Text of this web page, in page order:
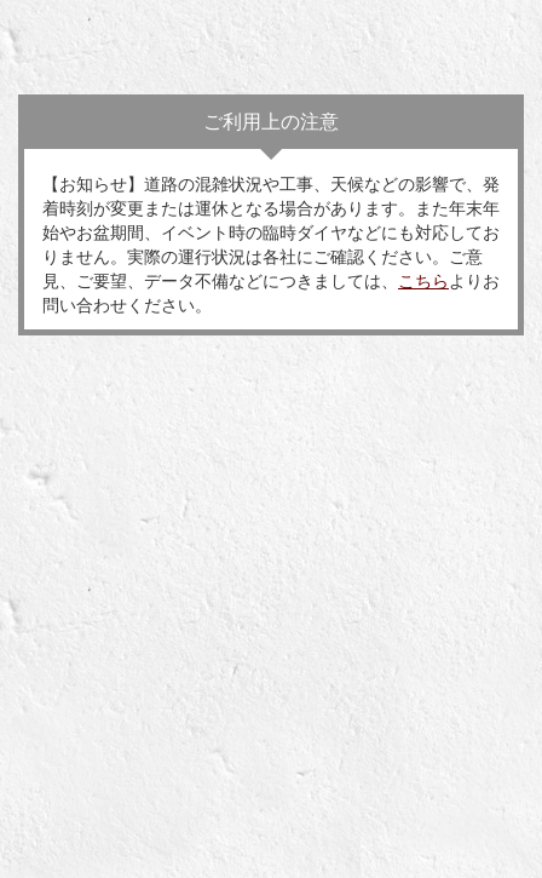
ご利用上の注意
【お知らせ】道路の混雑状況や工事、天候などの影響で、発
着時刻が変更または運休となる場合があります。また年末年
始やお盆期間、イベント時の臨時ダイヤなどにも対応してお
りません。実際の運行状況は各社にご確認ください。ご意
見、ご要望、データ不備などにつきましては、
こちら よりお
問い合わせください。